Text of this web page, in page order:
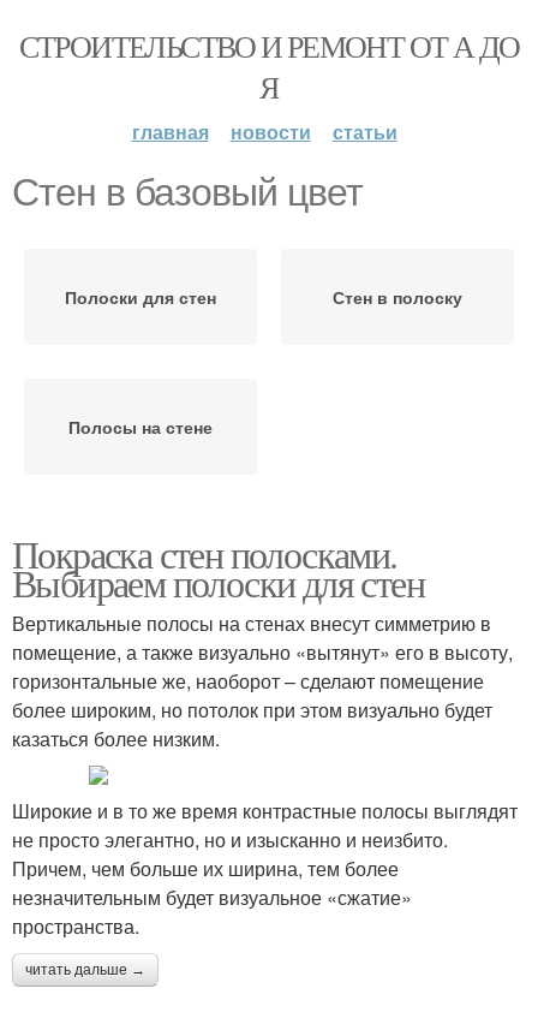
СТРОИТЕЛЬСТВО И РЕМОНТ ОТ А ДО
Я
главная новости статьи
Стен в базовый цвет
Полоски для стен Стен в полоску
Полосы на стене
Покраска стен полосками.
Выбираем полоски для стен
Вертикальные полосы на стенах внесут симметрию в
помещение, а также визуально «вытянут» его в высоту,
горизонтальные же, наоборот – сделают помещение
более широким, но потолок при этом визуально будет
казаться более низким.
Широкие и в то же время контрастные полосы выглядят
не просто элегантно, но и изысканно и неизбито.
Причем, чем больше их ширина, тем более
незначительным будет визуальное «сжатие»
пространства.
читать дальше →